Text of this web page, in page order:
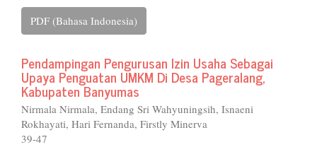
PDF (Bahasa Indonesia)
Pendampingan Pengurusan Izin Usaha Sebagai
Upaya Penguatan UMKM Di Desa Pageralang,
Kabupaten Banyumas
Nirmala Nirmala, Endang Sri Wahyuningsih, Isnaeni
Rokhayati, Hari Fernanda, Firstly Minerva
39-47